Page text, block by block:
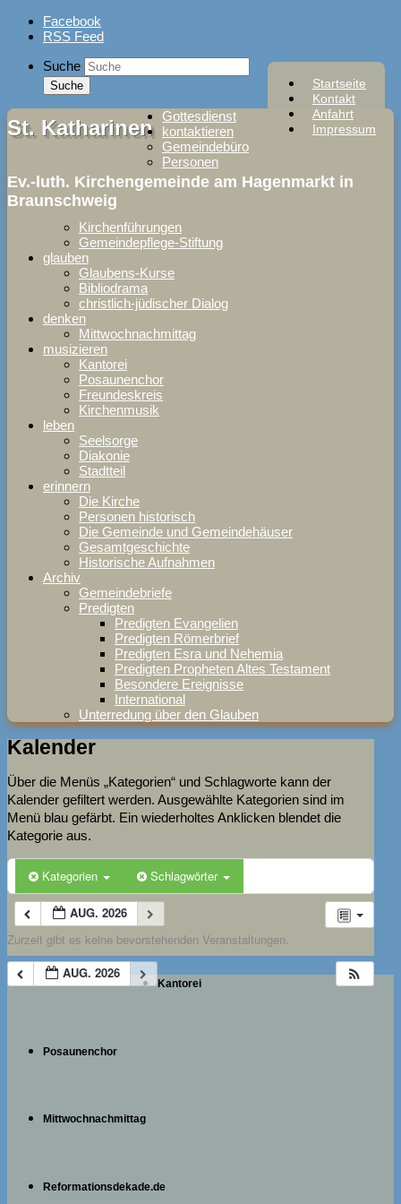
Skip
Facebook
RSS Feed
Startseite
Kontakt
Anfahrt
Impressum
Suche
St. Katharinen
Ev.-luth. Kirchengemeinde am Hagenmarkt in
Braunschweig
Gottesdienst
kontaktieren
Gemeindebüro
Personen
Kirchenführungen
Gemeindepflege-Stiftung
glauben
Glaubens-Kurse
Bibliodrama
christlich-jüdischer Dialog
denken
Mittwochnachmittag
musizieren
Kantorei
Posaunenchor
Freundeskreis
Kirchenmusik
leben
Seelsorge
Diakonie
Stadtteil
erinnern
Die Kirche
Personen historisch
Die Gemeinde und Gemeindehäuser
Gesamtgeschichte
Historische Aufnahmen
Archiv
Gemeindebriefe
Predigten
Predigten Evangelien
Predigten Römerbrief
Predigten Esra und Nehemia
Predigten Propheten Altes Testament
Besondere Ereignisse
International
Unterredung über den Glauben
Kalender
Über die Menüs „Kategorien“ und Schlagworte kann der
Kalender gefiltert werden. Ausgewählte Kategorien sind im
Menü blau gefärbt. Ein wiederholtes Anklicken blendet die
Kategorie aus.
Kategorien Schlagwörter
AUG. 2026
Zurzeit gibt es keine bevorstehenden Veranstaltungen.
AUG. 2026
Kantorei
Posaunenchor
Mittwochnachmittag
Reformationsdekade.de